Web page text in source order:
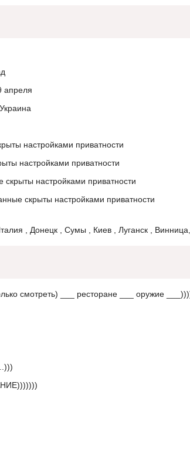
апреля
настройками приватности
настройками приватности
скрыты настройками приватности
скрыты настройками приватности
, Донецк , Сумы , Киев , Луганск ,
смотреть) ___ ресторане ___ оружие